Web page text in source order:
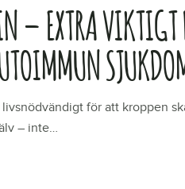
– EXTRA
livsnödvändigt för att kroppen
– inte…